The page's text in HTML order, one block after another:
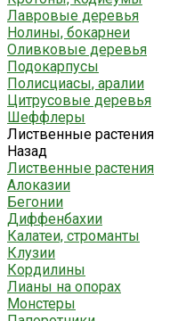
Лавровые деревья
Нолины, бокарнеи
Оливковые деревья
Подокарпусы
Полисциасы, аралии
Цитрусовые деревья
Шеффлеры
Лиственные растения
Назад
Лиственные растения
Алоказии
Бегонии
Диффенбахии
Калатеи, строманты
Клузии
Кордилины
Лианы на опорах
Монстеры